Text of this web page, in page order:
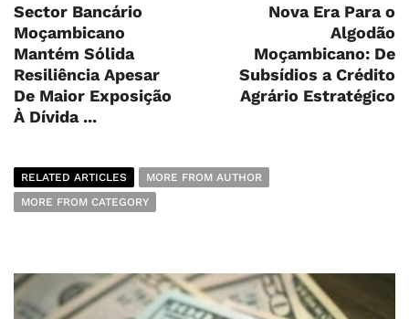
Sector Bancário
Moçambicano
Mantém Sólida
Resiliência Apesar
De Maior Exposição
À Dívida ...
Nova Era Para o
Algodão
Moçambicano: De
Subsídios a Crédito
Agrário Estratégico
RELATED ARTICLES
MORE FROM AUTHOR
MORE FROM CATEGORY